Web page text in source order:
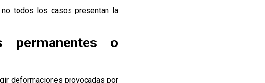
todos los casos presentan la
permanentes o
deformaciones provocadas por